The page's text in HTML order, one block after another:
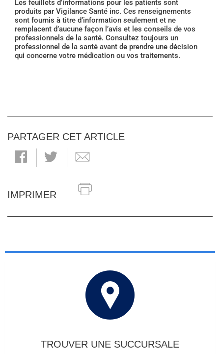
Les feuillets d'informations pour les patients sont
produits par Vigilance Santé inc. Ces renseignements
sont fournis à titre d’information seulement et ne
remplacent d’aucune façon l’avis et les conseils de vos
professionnels de la santé. Consultez toujours un
professionnel de la santé avant de prendre une décision
qui concerne votre médication ou vos traitements.
PARTAGER CET ARTICLE
IMPRIMER
TROUVER UNE SUCCURSALE